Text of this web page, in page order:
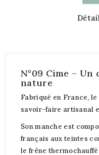
N°09 Cime –
nature
Fabriqué en France, le
savoir-faire artisanal
Son manche est
français aux teintes
le frêne